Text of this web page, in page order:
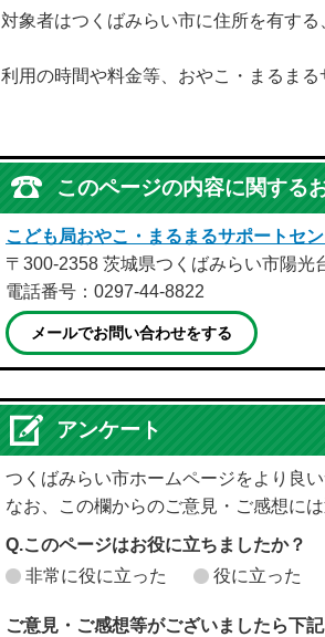
対象者はつくばみらい市に住所を有す
利用の時間や料金等、おやこ・まるま
このページの内容に関する
こども局おやこ・まるまるサポートセ
〒300-2358 茨城県つくばみらい市陽
電話番号：0297-44-8822
メールでお問い合わせをする
アンケート
つくばみらい市ホームページをより良
なお、この欄からのご意見・ご感想に
Q.このページはお役に立ちましたか？
非常に役に立った
役に立った
ご意見・ご感想等がございましたら下